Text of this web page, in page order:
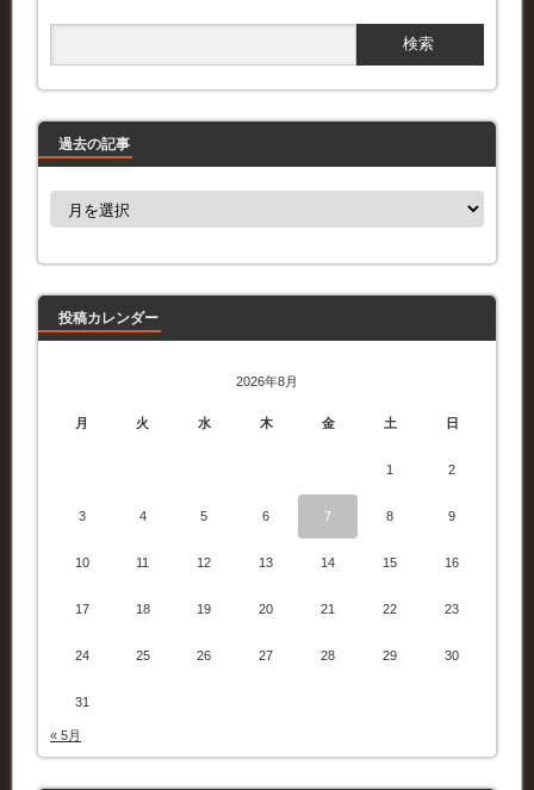
過去の記事
過
事
投稿カレンダー
2026年8月
月 火 水 木 金 土 日
1 2
3 4 5 6 7 8 9
10 11 12 13 14 15 16
17 18 19 20 21 22 23
24 25 26 27 28 29 30
31
« 5月